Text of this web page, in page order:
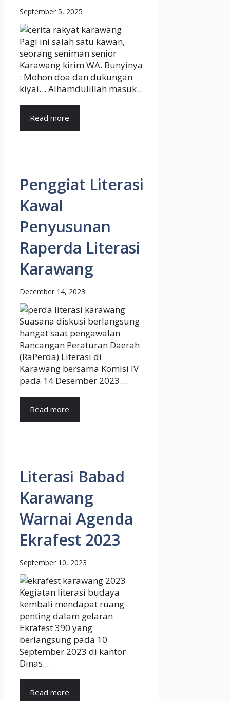
September 5, 2025
Pagi ini salah satu kawan,
seorang seniman senior
Karawang kirim WA. Bunyinya
: Mohon doa dan dukungan
kiyai… Alhamdulillah masuk...
Read more
Penggiat Literasi
Kawal
Penyusunan
Raperda Literasi
Karawang
December 14, 2023
Suasana diskusi berlangsung
hangat saat pengawalan
Rancangan Peraturan Daerah
(RaPerda) Literasi di
Karawang bersama Komisi IV
pada 14 Desember 2023....
Read more
Literasi Babad
Karawang
Warnai Agenda
Ekrafest 2023
September 10, 2023
Kegiatan literasi budaya
kembali mendapat ruang
penting dalam gelaran
Ekrafest 390 yang
berlangsung pada 10
September 2023 di kantor
Dinas...
Read more